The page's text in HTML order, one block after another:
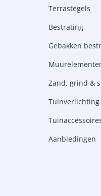
Terrastegels
Bestrating
Gebakken
Zand, grind &
Tuinverlichting
Aanbiedingen